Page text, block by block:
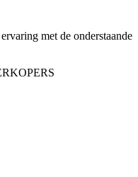
met de onderstaande